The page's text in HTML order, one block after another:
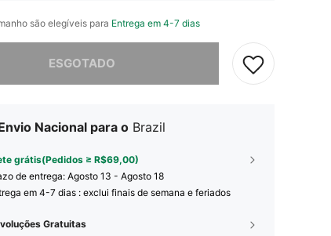
são elegíveis para Entrega em 4-7 dias
ESGOTADO
Nacional para o Brazil
grátis(Pedidos ≥ R$69,00)
de entrega: Agosto 13 - Agosto 18
em 4-7 dias : exclui finais de semana e feriados
Gratuitas